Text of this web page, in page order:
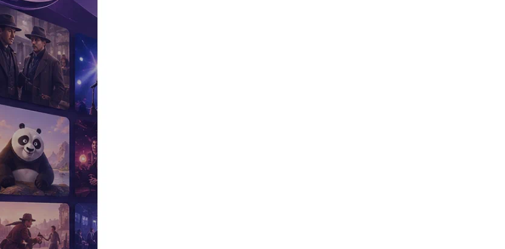
Эксклюзив Реалити
Фильмы Сериалы Шоу
#Быт #Деньги #Дети #Дом
# Путешествия # Российские звезды
отношения #реалити #
Промокоды Островок Промокоды Отелло
Промокоды Снежная Королева
Издательство Рекламодателям
Главная Сериалы Драма
Сериал Далекий город (2024)